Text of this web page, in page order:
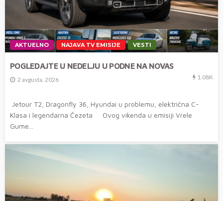
AKTUELNO NAJAVA TV EMISIJE VESTI
POGLEDAJTE U NEDELJU U PODNE NA NOVAS
2 avgusta, 2026 1.08K
Jetour T2, Dragonfly 36, Hyundai u problemu, električna C-
Klasa i legendarna Čezeta Ovog vikenda u emisiji Vrele
Gume...